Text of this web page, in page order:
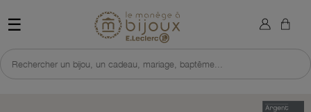
☰ Retour à l'accueil du site
Rechercher un bijou, un cadeau, mariage, baptême...
×